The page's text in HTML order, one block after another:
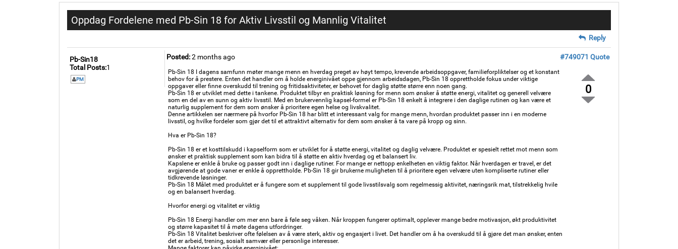
Oppdag Fordelene med Pb-Sin 18 for Aktiv Livsstil og Mannlig Vitalitet
Reply
Pb-Sin18
Total Posts:1
PM
Posted:2 months ago #749071 Quote
0
Pb-Sin 18 I dagens samfunn møter mange menn en hverdag preget av høyt tempo, krevende arbeidsoppgaver, familieforpliktelser og et konstant
behov for å prestere. Enten det handler om å holde energinivået oppe gjennom arbeidsdagen, Pb-Sin 18 opprettholde fokus under viktige
oppgaver eller finne overskudd til trening og fritidsaktiviteter, er behovet for daglig støtte større enn noen gang.
Pb-Sin 18 er utviklet med dette i tankene. Produktet tilbyr en praktisk løsning for menn som ønsker å støtte energi, vitalitet og generell velvære
som en del av en sunn og aktiv livsstil. Med en brukervennlig kapsel-formel er Pb-Sin 18 enkelt å integrere i den daglige rutinen og kan være et
naturlig supplement for dem som ønsker å prioritere egen helse og livskvalitet.
Denne artikkelen ser nærmere på hvorfor Pb-Sin 18 har blitt et interessant valg for mange menn, hvordan produktet passer inn i en moderne
livsstil, og hvilke fordeler som gjør det til et attraktivt alternativ for dem som ønsker å ta vare på kropp og sinn.
Hva er Pb-Sin 18?
Pb-Sin 18 er et kosttilskudd i kapselform som er utviklet for å støtte energi, vitalitet og daglig velvære. Produktet er spesielt rettet mot menn som
ønsker et praktisk supplement som kan bidra til å støtte en aktiv hverdag og et balansert liv.
Kapslene er enkle å bruke og passer godt inn i daglige rutiner. For mange er nettopp enkelheten en viktig faktor. Når hverdagen er travel, er det
avgjørende at gode vaner er enkle å opprettholde. Pb-Sin 18 gir brukerne muligheten til å prioritere egen velvære uten kompliserte rutiner eller
tidkrevende løsninger.
Pb-Sin 18 Målet med produktet er å fungere som et supplement til gode livsstilsvalg som regelmessig aktivitet, næringsrik mat, tilstrekkelig hvile
og en balansert hverdag.
Hvorfor energi og vitalitet er viktig
Pb-Sin 18 Energi handler om mer enn bare å føle seg våken. Når kroppen fungerer optimalt, opplever mange bedre motivasjon, økt produktivitet
og større kapasitet til å møte dagens utfordringer.
Pb-Sin 18 Vitalitet beskriver ofte følelsen av å være sterk, aktiv og engasjert i livet. Det handler om å ha overskudd til å gjøre det man ønsker, enten
det er arbeid, trening, sosialt samvær eller personlige interesser.